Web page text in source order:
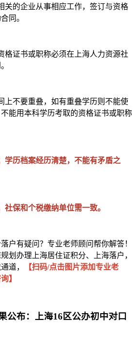
关的企业从事相应工作，签订与资格
同。
格证书或职称必须在上海人力资源社
上不要重叠，如有重叠学历则不能使
能用本科学历考取的资格证书或职称
学历档案经历清楚，不能有矛盾之
社保和个税缴纳单位需一致。
户有疑问？专业老师顾问帮你解答！
划办理上海居住证积分、上海落户，
道，
【扫码/点击图片添加专业老
】
公布： 上海16区公办初中对口